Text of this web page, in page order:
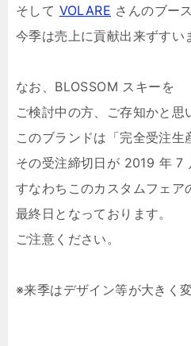
そして VOLARE さんのブー
今季は売上に貢献出来ずすい
なお、BLOSSOM スキーを
ご検討中の方、ご存知かと思
このブランドは「完全受注生
その受注締切日が 2019 年 7
すなわちこのカスタムフェア
最終日となっております。
ご注意ください。
※来季はデザイン等が大きく